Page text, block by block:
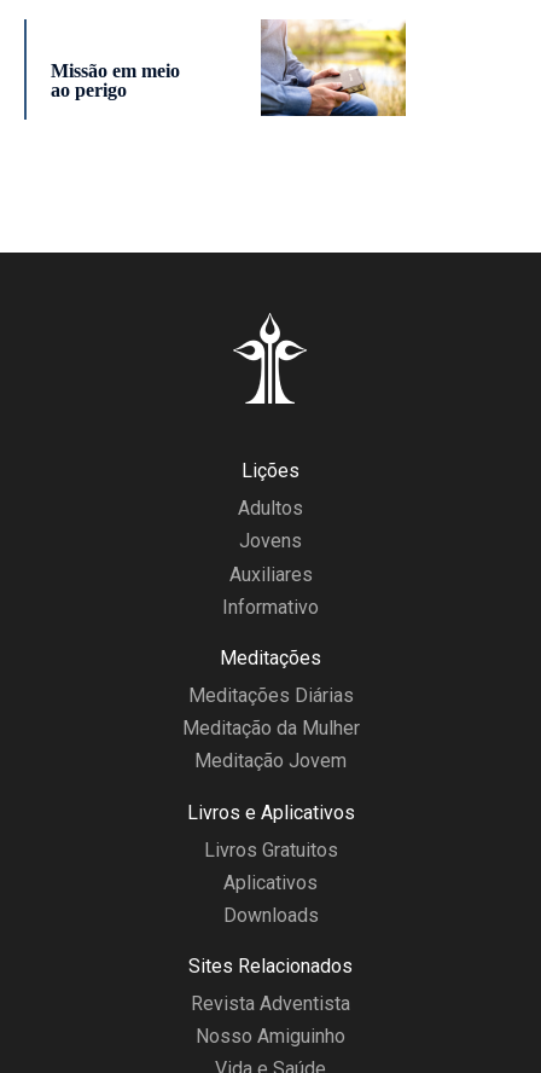
Missão em meio
ao perigo
Lições
Adultos
Jovens
Auxiliares
Informativo
Meditações
Meditações Diárias
Meditação da Mulher
Meditação Jovem
Livros e Aplicativos
Livros Gratuitos
Aplicativos
Downloads
Sites Relacionados
Revista Adventista
Nosso Amiguinho